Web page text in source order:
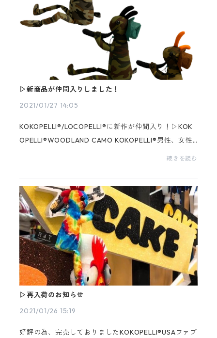
▷新商品が仲間入りしました！
2021/01/27 14:05
KOKOPELLI®/LOCOPELLI®に新作が仲間入り！▷KOK
OPELLI®WOODLAND CAMO KOKOPELLI®男性、女性
問わず人気なカモフラ柄！それだけでもキュートなの
続きを読む
▷再入荷のお知らせ
2021/01/26 15:19
好評の為、完売しておりましたKOKOPELLI®USAファブ